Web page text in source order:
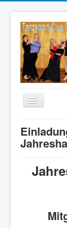
Aktuelles
Wir über uns
Tanz-
One Dance